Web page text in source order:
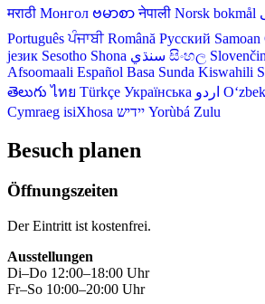
मराठी Монгол ဗမာစာ नेपाली Norsk bokmål
Português ਪੰਜਾਬੀ Română Русский Samoan
језик Sesotho Shona سنڌي සිංහල
Afsoomaali Español Basa Sunda Kiswahili
తెలుగు ไทย Türkçe Українська اردو
Cymraeg isiXhosa יידיש Yorùbá Zulu
Besuch planen
Öffnungszeiten
Der Eintritt ist kostenfrei.
Ausstellungen
Di–Do 12:00–18:00 Uhr
Fr–So 10:00–20:00 Uhr